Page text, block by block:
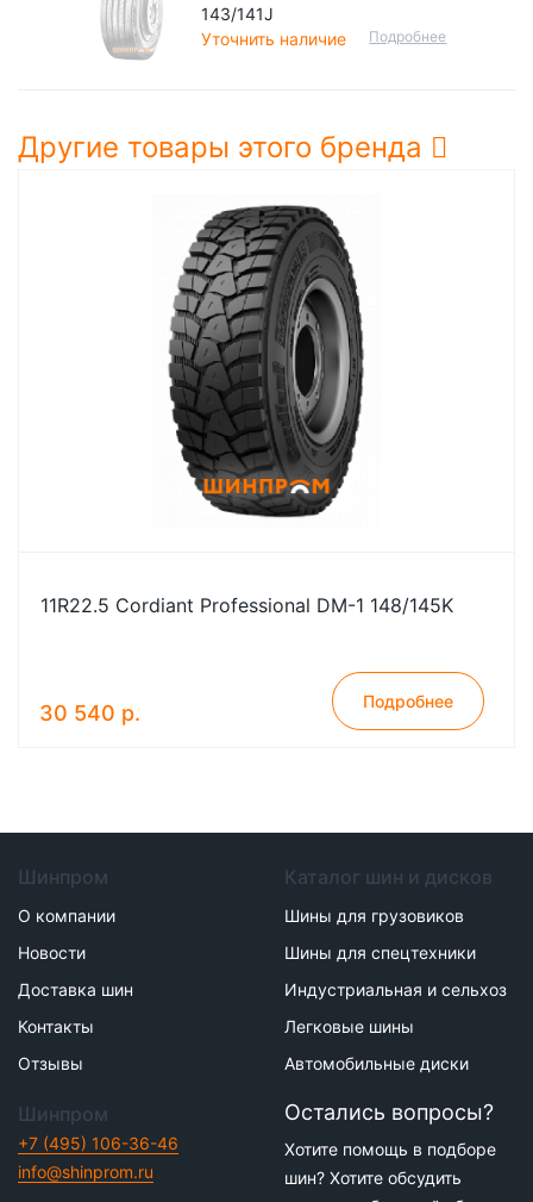
143/141J
Уточнить наличие
Подробнее
Другие товары этого бренда
11R22.5 Cordiant Professional DM-1 148/145K
30 540 р. Подробнее
Шинпром
О компании
Новости
Доставка шин
Контакты
Отзывы
Каталог шин и дисков
Шины для грузовиков
Шины для спецтехники
Индустриальная и сельхоз
Легковые шины
Автомобильные диски
Шинпром
+7 (495) 106-36-46
info@shinprom.ru
Остались вопросы?
Хотите помощь в подборе
шин? Хотите обсудить